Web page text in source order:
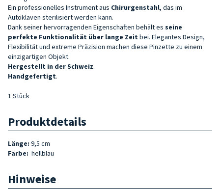
Ein professionelles Instrument aus Chirurgenstahl, das im
Autoklaven sterilisiert werden kann.
Dank seiner hervorragenden Eigenschaften behält es seine
perfekte Funktionalität über lange Zeit bei. Elegantes Design,
Flexibilität und extreme Präzision machen diese Pinzette zu einem
einzigartigen Objekt.
Hergestellt in der Schweiz.
Handgefertigt.
1 Stück
Produktdetails
Länge: 9,5 cm
Farbe: hellblau
Hinweise